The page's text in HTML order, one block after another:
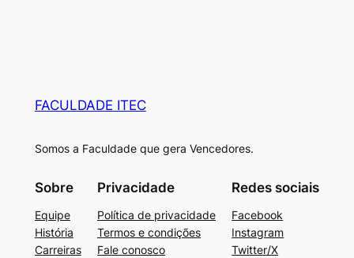
FACULDADE ITEC
Somos a Faculdade que gera Vencedores.
Sobre
Equipe
História
Carreiras
Privacidade
Política de privacidade
Termos e condições
Fale conosco
Redes sociais
Facebook
Instagram
Twitter/X